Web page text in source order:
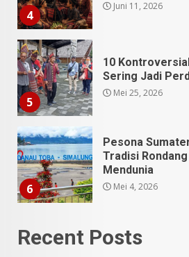
5
Mei 25, 2026
6
Pesona
Tradisi
Mendunia
Mei 4, 2026
7
SUCI Season 11:
Up Comedy
9 Tempat
Utara Bukan
Recent Posts